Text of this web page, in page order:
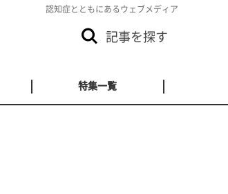
認知症とともにあるウェブメディア
記事を探す
特集一覧